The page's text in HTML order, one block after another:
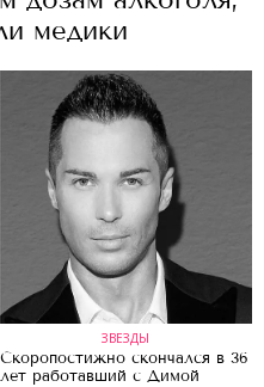
медики
ЗВЕЗДЫ
Скоропостижно скончался в 36
лет работавший с Димой